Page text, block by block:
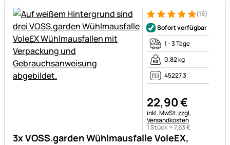
3x VOSS.garden Wühlmausfalle VoleEX,
Bewertung: 5 von 5 (16
16 Bewertungen (16)
Sofort verfügbar
1 - 3 Tage
0,82 kg
45227.3
22,90€
Steuerhinweis:
inkl. MwSt.zzgl.
Versandkosten
1 Stück =7,63€